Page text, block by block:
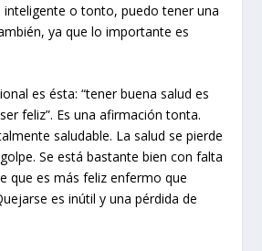
inteligente o tonto, puedo tener una
ya que lo importante es
es ésta: “tener buena salud es
feliz”. Es una afirmación tonta.
saludable. La salud se pierde
Se está bastante bien con falta
que es más feliz enfermo que
es inútil y una pérdida de